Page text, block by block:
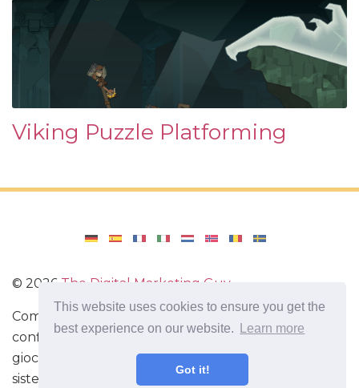
This website uses cookies to ensure you get the
best experience on our website.
Learn more
Got it!
Viking Puzzle Platforming
© 2026 The Digital Marketing Guy
Come reinstallare Windows sul tuo computer, come
configurare Windows. Recensioni di applicazioni e
giochi per Android, recensioni di gadget con il
sistema Android.